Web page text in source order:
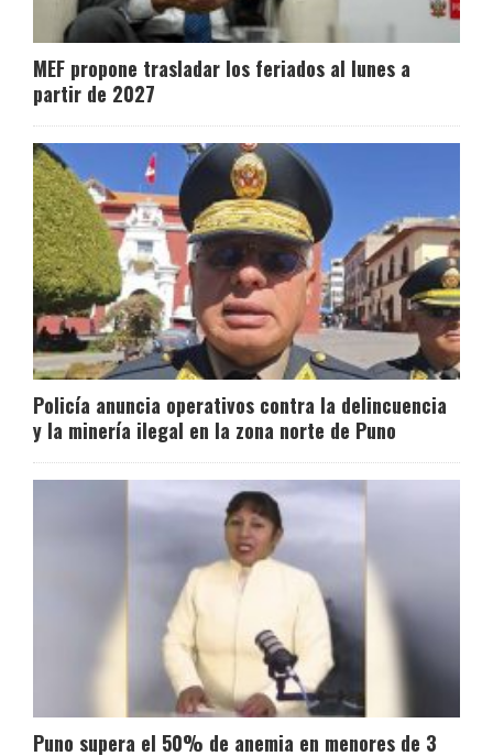
MEF propone trasladar los feriados al lunes a
partir de 2027
Policía anuncia operativos contra la delincuencia
y la minería ilegal en la zona norte de Puno
Puno supera el 50% de anemia en menores de 3